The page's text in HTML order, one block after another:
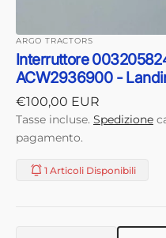
ARGO TRACTORS
Interruttore
ACW2936900 -
Prezzo
di
listino
€100,00 EUR
Tasse incluse. Spedizione
pagamento.
1 Articoli Disponibili